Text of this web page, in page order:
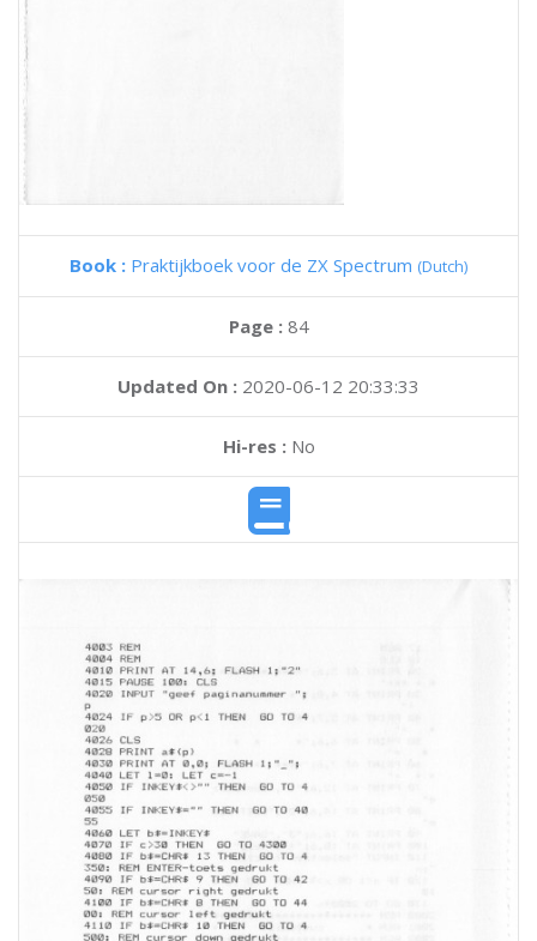
Book : Praktijkboek voor de ZX Spectrum (Dutch)
Page : 84
Updated On : 2020-06-12 20:33:33
Hi-res :No